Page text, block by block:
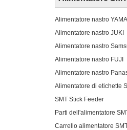
Alimentatore nastro
Alimentatore nastro JUKI
Alimentatore nastro
Alimentatore nastro FUJI
Alimentatore nastro
Alimentatore di etichette
SMT Stick Feeder
Parti dell'alimentatore
Carrello alimentatore